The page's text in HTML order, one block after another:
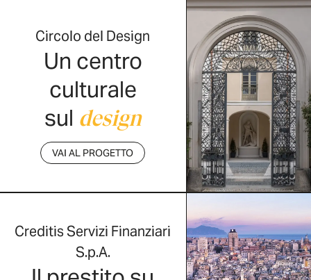
Circolo del Design
Un centro
culturale
sul design
VAI AL PROGETTO
Creditis Servizi Finanziari
S.p.A.